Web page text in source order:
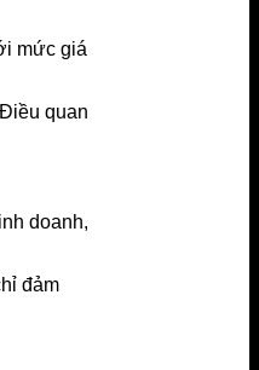
mức giá
quan
doanh,
đảm